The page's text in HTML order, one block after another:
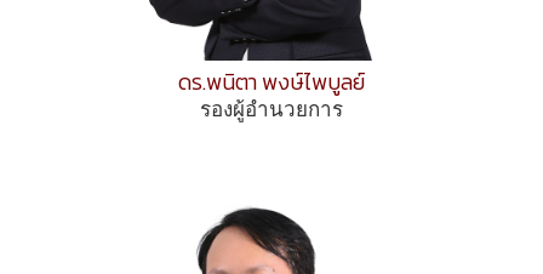
ดร.พนิตา พงษ์ไพบูลย์
รองผู้อำนวยการ